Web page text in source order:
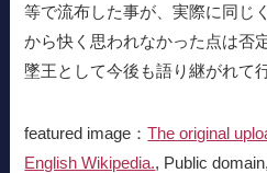
等で流布した事が、実際に同じ
から快く思われなかった点は否
墜王として今後も語り継がれて
featured image：The original
English Wikipedia., Public